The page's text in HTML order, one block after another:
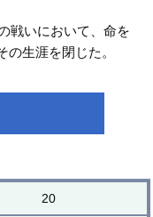
戦いにおいて、命を
生涯を閉じた。
20